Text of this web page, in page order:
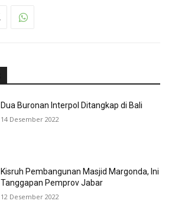
Dua Buronan Interpol Ditangkap di Bali
14 Desember 2022
Kisruh Pembangunan Masjid Margonda, Ini
Tanggapan Pemprov Jabar
12 Desember 2022